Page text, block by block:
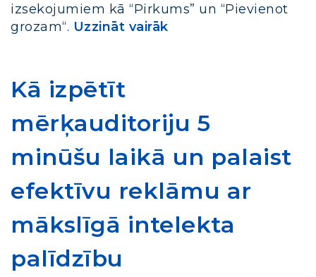
izsekojumiem kā “Pirkums” un “Pievienot
grozam“. Uzzināt vairāk
Kā izpētīt
mērķauditoriju 5
minūšu laikā un palaist
efektīvu reklāmu ar
mākslīgā intelekta
palīdzību